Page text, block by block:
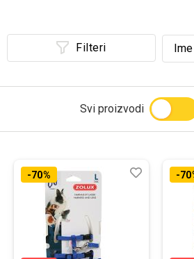
Filteri
Svi proizvodi
-70%
Lista
Uporedi-